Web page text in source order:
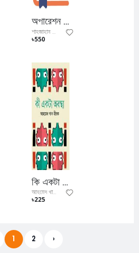
অপারেশন জ্যাকপট।
শাহজাহান কবির বীর প্রতীক
৳550
কি একটা অবস্থা
আহমেদ খান হীরক
৳225
1 2 ›